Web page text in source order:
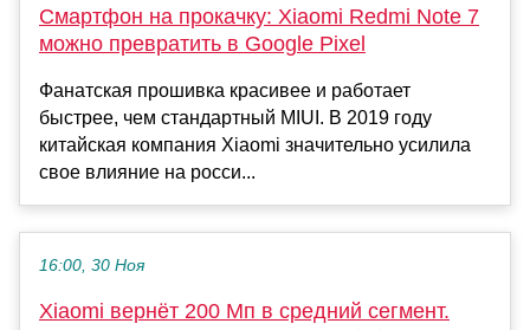
Смартфон на прокачку: Xiaomi Redmi Note 7
можно превратить в Google Pixel
Фанатская прошивка красивее и работает
быстрее, чем стандартный MIUI. В 2019 году
китайская компания Xiaomi значительно усилила
свое влияние на росси...
16:00, 30 Ноя
Xiaomi вернёт 200 Мп в средний сегмент.